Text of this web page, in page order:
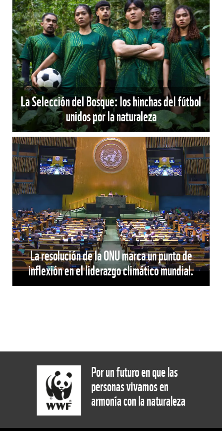
La Selección del Bosque: los hinchas del fútbol
unidos por la naturaleza
La resolución de la ONU marca un punto de
inflexión en el liderazgo climático mundial.
Por un futuro en que las
personas vivamos en
armonía con la naturaleza